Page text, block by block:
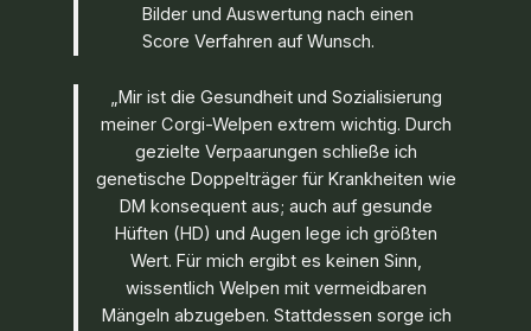
Bilder und Auswertung nach einen
Score Verfahren auf Wunsch.
„Mir ist die Gesundheit und Sozialisierung
meiner Corgi-Welpen extrem wichtig. Durch
gezielte Verpaarungen schließe ich
genetische Doppelträger für Krankheiten wie
DM konsequent aus; auch auf gesunde
Hüften (HD) und Augen lege ich größten
Wert. Für mich ergibt es keinen Sinn,
wissentlich Welpen mit vermeidbaren
Mängeln abzugeben. Stattdessen sorge ich